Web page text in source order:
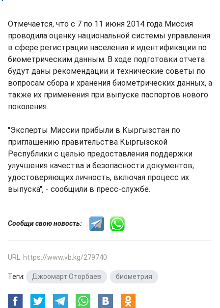
Отмечается, что с 7 по 11 июня 2014 года Миссия
проводила оценку национальной системы управления
в сфере регистрации населения и идентификации по
биометрическим данным. В ходе подготовки отчета
будут даны рекомендации и технические советы по
вопросам сбора и хранения биометрических данных, а
также их применения при выпуске паспортов нового
поколения.
"Эксперты Миссии прибыли в Кыргызстан по
приглашению правительства Кыргызской
Республики с целью предоставления поддержки
улучшения качества и безопасности документов,
удостоверяющих личность, включая процесс их
выпуска", - сообщили в пресс-службе.
Сообщи свою новость:
URL: https://www.vb.kg/279740
Теги: Джоомарт Оторбаев биометрия